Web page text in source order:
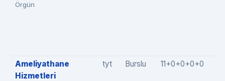
Örgün
Ameliyathane
Hizmetleri
tyt Burslu 11+0+0+0+0